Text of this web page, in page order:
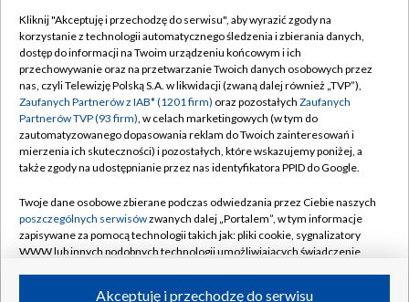
TVP
Abonament TVP
Emisja w TVP
Centrum informacji TVP
Naziemna Telewizja Cyfrowa
Rada Programowa
System NOS
Informacje o nadawcy
Regulamin TVP
Polityka prywatności
Moje zgody
Pomoc
Kontakt
Kanały
Kliknij "Akceptuję i przechodzę do serwisu", aby wyrazić zgody na
korzystanie z technologii automatycznego śledzenia i zbierania danych,
dostęp do informacji na Twoim urządzeniu końcowym i ich
przechowywanie oraz na przetwarzanie Twoich danych osobowych przez
nas, czyli Telewizję Polską S.A. w likwidacji (zwaną dalej również „TVP”),
Zaufanych Partnerów z IAB* (1201 firm) oraz pozostałych Zaufanych
Partnerów TVP (93 firm), w celach marketingowych (w tym do
zautomatyzowanego dopasowania reklam do Twoich zainteresowań i
mierzenia ich skuteczności) i pozostałych, które wskazujemy poniżej, a
także zgody na udostępnianie przez nas identyfikatora PPID do Google.
Twoje dane osobowe zbierane podczas odwiedzania przez Ciebie naszych
poszczególnych serwisówzwanych dalej „Portalem”, w tym informacje
zapisywane za pomocą technologii takich jak: pliki cookie, sygnalizatory
WWW lub innych podobnych technologii umożliwiających świadczenie
Akceptuję i przechodzę do serwisu